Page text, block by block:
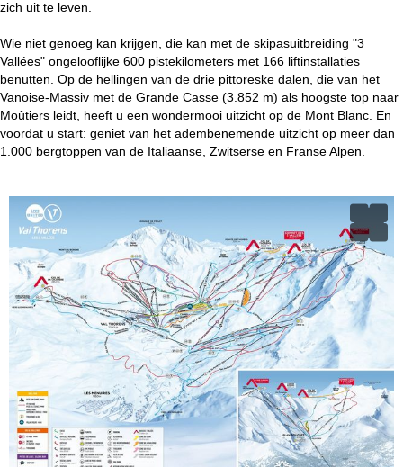
zich uit te leven.
Wie niet genoeg kan krijgen, die kan met de skipasuitbreiding "3
Vallées" ongelooflijke 600 pistekilometers met 166 liftinstallaties
benutten. Op de hellingen van de drie pittoreske dalen, die van het
Vanoise-Massiv met de Grande Casse (3.852 m) als hoogste top naar
Moûtiers leidt, heeft u een wondermooi uitzicht op de Mont Blanc. En
voordat u start: geniet van het adembenemende uitzicht op meer dan
1.000 bergtoppen van de Italiaanse, Zwitserse en Franse Alpen.